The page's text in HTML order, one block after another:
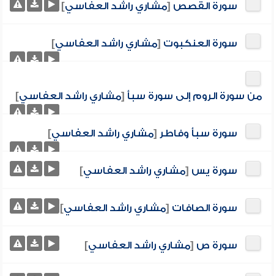
سورة القصص [مشاري راشد العفاسي]
سورة العنكبوت [مشاري راشد العفاسي]
من سورة الروم إلى سورة سبأ [مشاري راشد العفاسي]
سورة سبأ وفاطر [مشاري راشد العفاسي]
سورة يس [مشاري راشد العفاسي]
سورة الصافات [مشاري راشد العفاسي]
سورة ص [مشاري راشد العفاسي]